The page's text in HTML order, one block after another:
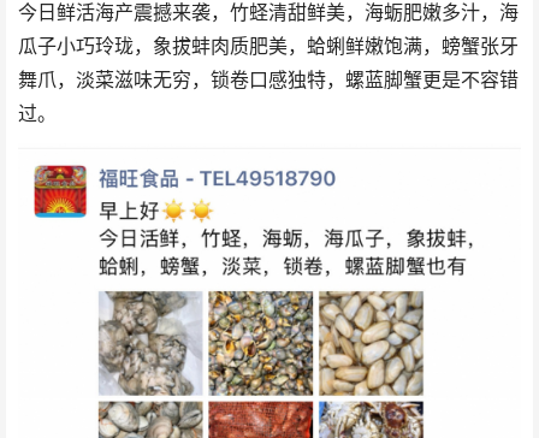
今日鲜活海产震撼来袭，竹蛏清甜鲜美，海蛎肥嫩多汁，海
瓜子小巧玲珑，象拔蚌肉质肥美，蛤蜊鲜嫩饱满，螃蟹张牙
舞爪，淡菜滋味无穷，锁卷口感独特，螺蓝脚蟹更是不容错
过。